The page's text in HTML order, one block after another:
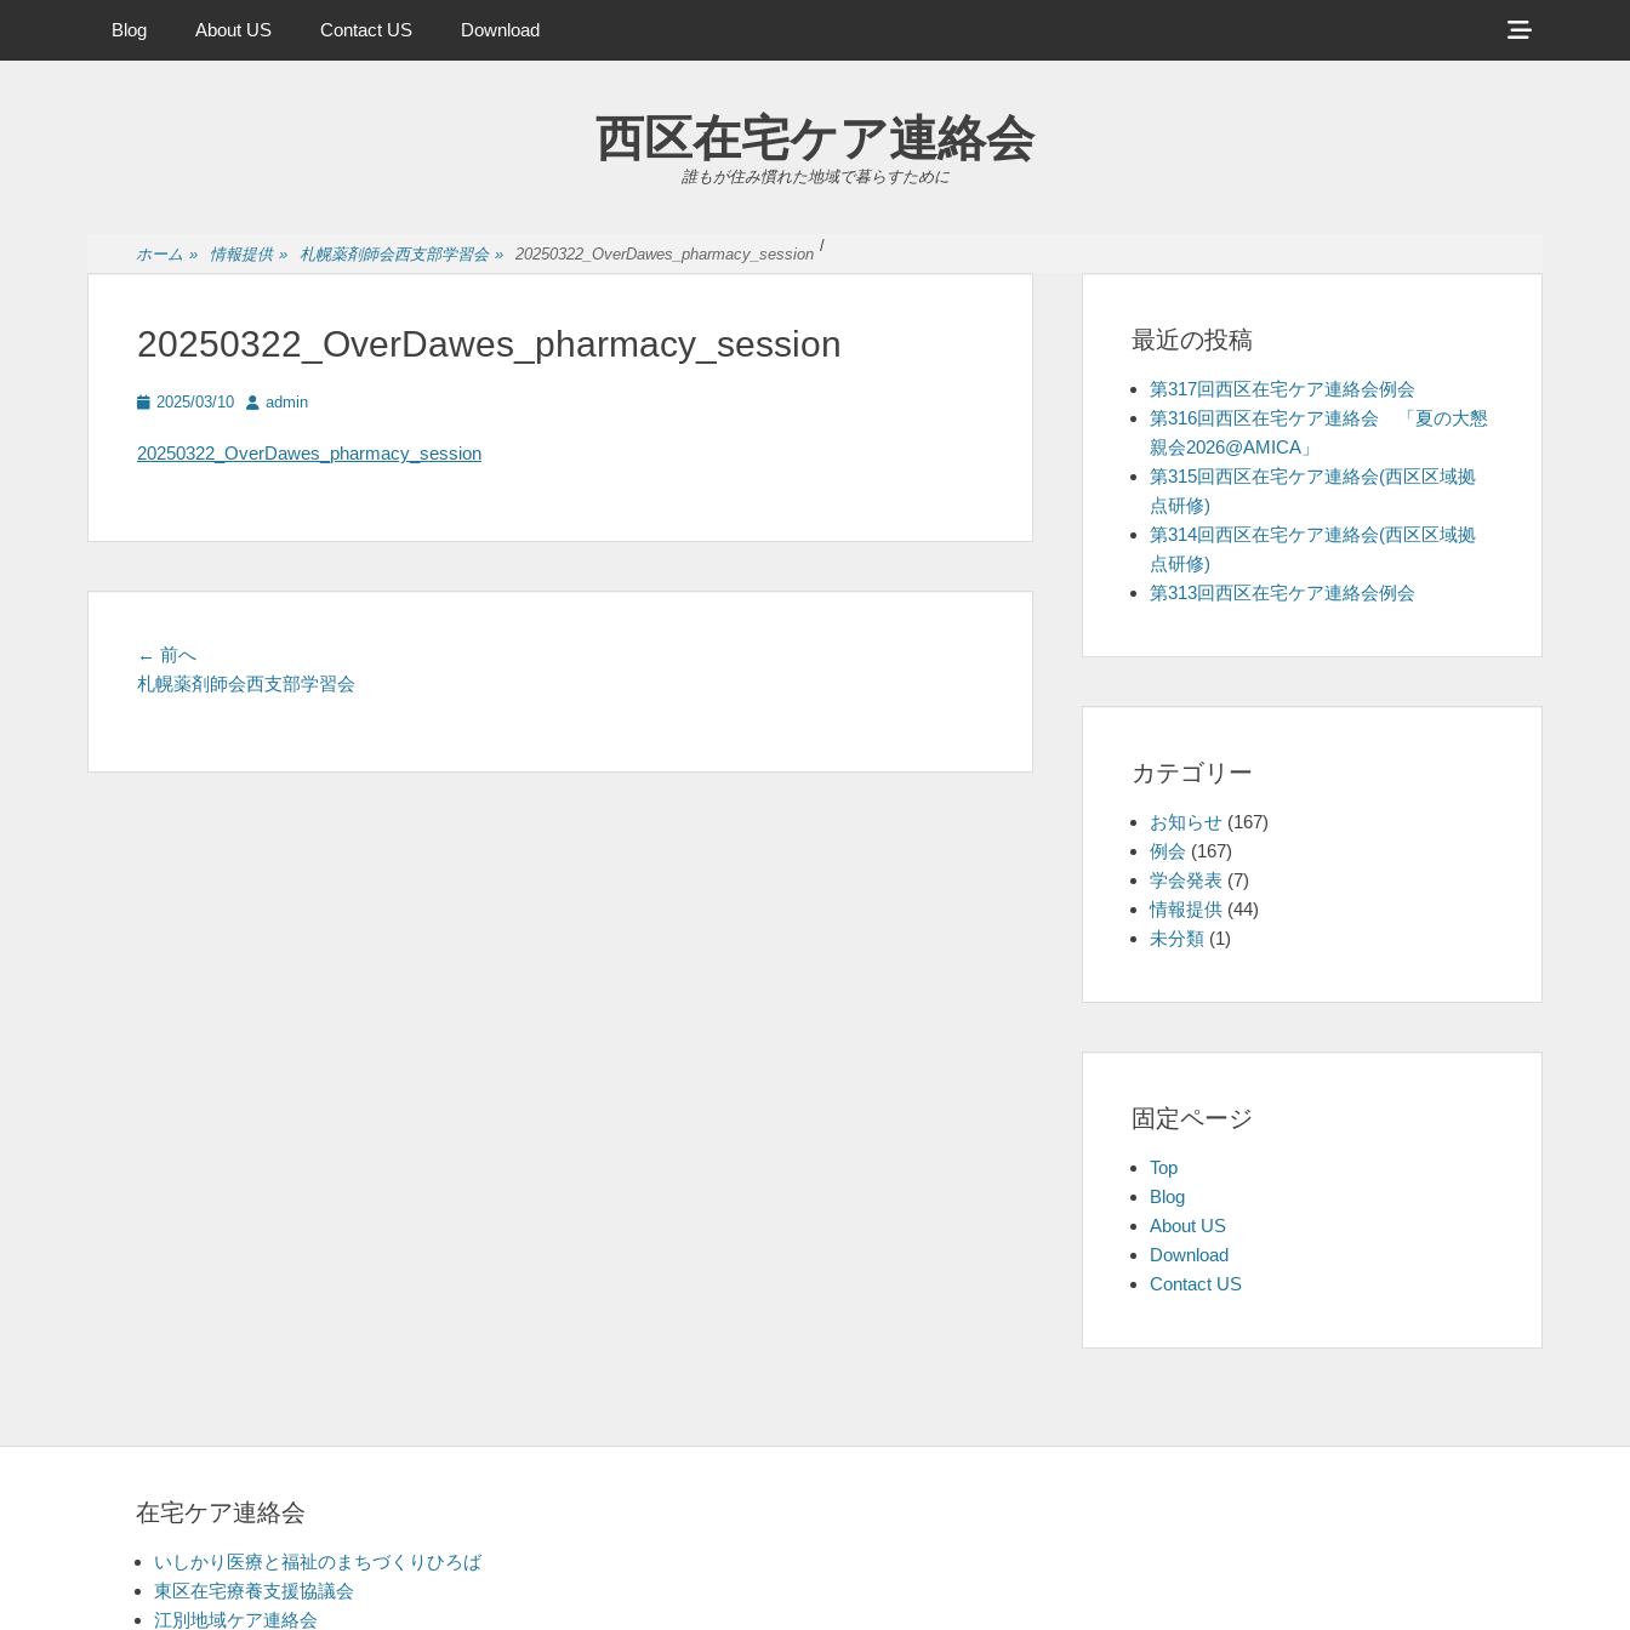
メインメニュー
プ
Blog About US Contact US Download
ヘ
ッ
示
西区在宅ケア連絡会
誰もが住み慣れた地域で暮らすために
ホーム » 情報提供 » /
札幌薬剤師会西支部学習会 » 20250322_OverDawes_pharmacy_session
20250322_OverDawes_pharmacy_session
投
日
2025/03/10
投
者
admin
20250322_OverDawes_pharmacy_session
投
稿
ビ
← 前へ
の
札幌薬剤師会西支部学習会
最近の投稿
第317回西区在宅ケア連絡会例会
第316回西区在宅ケア連絡会 「夏の大懇
親会2026@AMICA」
第315回西区在宅ケア連絡会(西区区域拠
点研修)
第314回西区在宅ケア連絡会(西区区域拠
点研修)
第313回西区在宅ケア連絡会例会
カテゴリー
お知らせ (167)
例会 (167)
学会発表 (7)
情報提供 (44)
未分類 (1)
固定ページ
Top
Blog
About US
Download
Contact US
在宅ケア連絡会
いしかり医療と福祉のまちづくりひろば
東区在宅療養支援協議会
江別地域ケア連絡会